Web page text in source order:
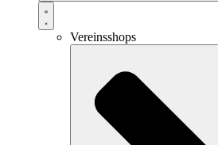
Vereinsshops